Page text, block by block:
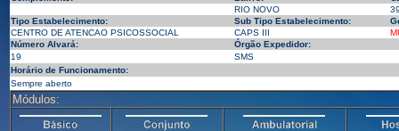
RIO NOVO
Tipo Estabelecimento:
Sub Tipo Estabelecimento:
CENTRO DE ATENCAO PSICOSSOCIAL
CAPS III
Número Alvará:
Órgão Expedidor:
19
SMS
Horário de Funcionamento:
Sempre aberto
Módulos: